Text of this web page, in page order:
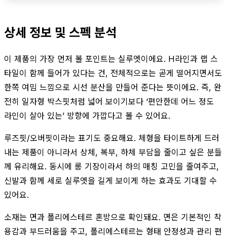
상세 정보 및 스펙 분석
이 제품의 가장 먼저 볼 포인트는 실루엣이에요. H라인과 랩 스
타일이 함께 들어가 있다는 건, 전체적으로는 곧게 떨어지면서도
한쪽 여밈 느낌으로 시선 분산을 만들어 준다는 뜻이에요. 즉, 완
전히 일자형 박스핏처럼 넓어 보이기보다 ‘편안한데 어느 정도
라인이 살아 있는’ 방향에 가깝다고 볼 수 있어요.
루즈핏/오버핏이라는 표기도 중요해요. 체형을 타이트하게 드러
내는 제품이 아니라서 상체, 복부, 하체 부담을 줄이고 싶은 분들
께 유리해요. 동시에 롱 기장이라서 하의 매칭 고민을 줄여주고,
신발과 함께 세로 실루엣을 길게 보이게 하는 효과도 기대할 수
있어요.
소재는 면과 폴리에스테르 혼방으로 확인돼요. 면은 기본적인 착
용감과 부드러움을 주고, 폴리에스테르는 형태 안정성과 관리 편